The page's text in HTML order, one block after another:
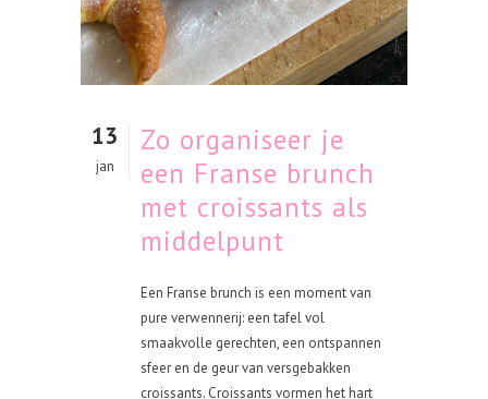
13
jan
Zo organiseer je
een Franse brunch
met croissants als
middelpunt
Een Franse brunch is een moment van
pure verwennerij: een tafel vol
smaakvolle gerechten, een ontspannen
sfeer en de geur van versgebakken
croissants. Croissants vormen het hart